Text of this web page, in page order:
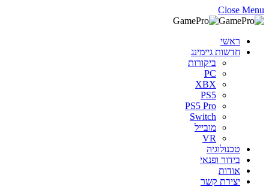
Close Menu
ראשי
חדשות גיימינג
ביקורות
PC
XBX
PS5
PS5 Pro
Switch
מובייל
VR
טכנולוגיה
בידור ופנאי
אודות
יצירת קשר